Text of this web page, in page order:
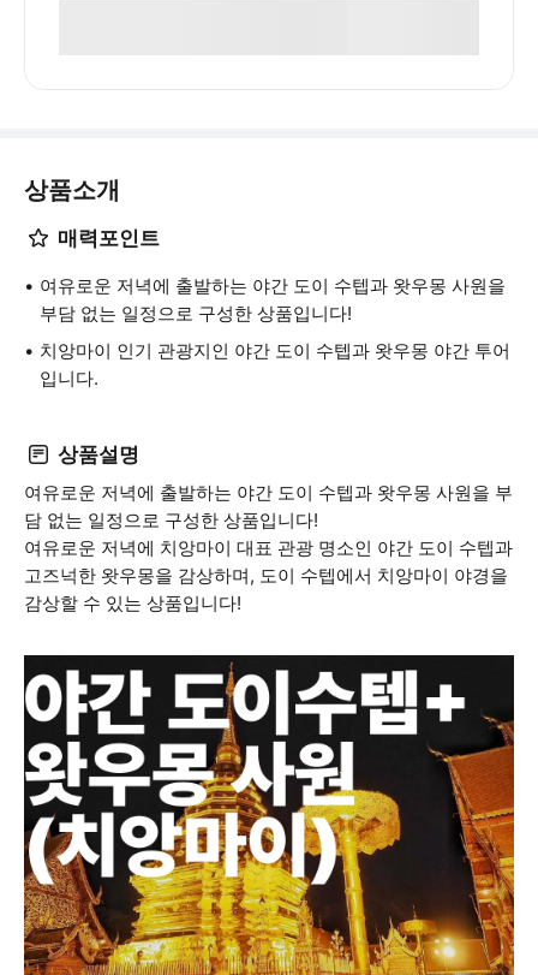
상품소개
매력포인트
여유로운 저녁에 출발하는 야간 도이 수텝과 왓우몽 사원을
부담 없는 일정으로 구성한 상품입니다!
치앙마이 인기 관광지인 야간 도이 수텝과 왓우몽 야간 투어
입니다.
상품설명
여유로운 저녁에 출발하는 야간 도이 수텝과 왓우몽 사원을 부
담 없는 일정으로 구성한 상품입니다!
여유로운 저녁에 치앙마이 대표 관광 명소인 야간 도이 수텝과
고즈넉한 왓우몽을 감상하며, 도이 수텝에서 치앙마이 야경을
감상할 수 있는 상품입니다!